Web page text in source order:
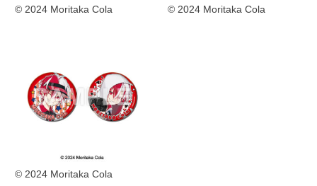
© 2024 Moritaka Cola © 2024 Moritaka Cola
© 2024 Moritaka Cola